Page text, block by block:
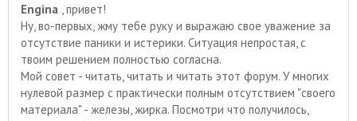
Engina , привет!
Ну, во-первых, жму тебе руку и выражаю свое уважение за
отсутствие паники и истерики. Ситуация непростая, с
твоим решением полностью согласна.
Мой совет - читать, читать и читать этот форум. У многих
нулевой размер с практически полным отсутствием "своего
материала" - железы, жирка. Посмотри что получилось,